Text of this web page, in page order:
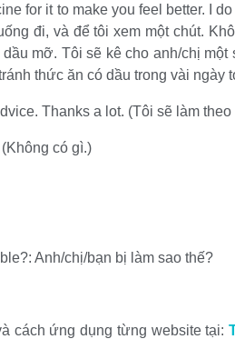
for it to make you feel better. I
đi, và để tôi xem một chút.
mỡ. Tôi sẽ kê cho anh/chị một
thức ăn có dầu trong vài ngày
Thanks a lot. (Tôi sẽ làm
có gì.)
Anh/chị/bạn bị làm sao thế?
cách ứng dụng từng website tại: